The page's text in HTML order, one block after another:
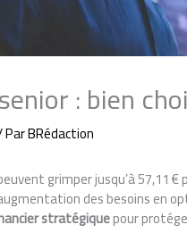
: bien
ParBRédaction
grimper jusqu’à 57,11
des besoins en
stratégiquepour